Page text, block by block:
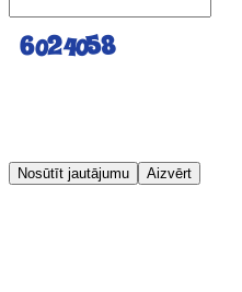
Nosūtīt jautājumu Aizvērt